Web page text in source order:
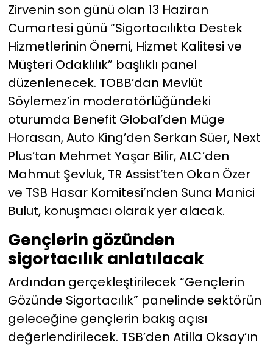
Zirvenin son günü olan 13 Haziran
Cumartesi günü “Sigortacılıkta Destek
Hizmetlerinin Önemi, Hizmet Kalitesi ve
Müşteri Odaklılık” başlıklı panel
düzenlenecek. TOBB’dan Mevlüt
Söylemez’in moderatörlüğündeki
oturumda Benefit Global’den Müge
Horasan, Auto King’den Serkan Süer, Next
Plus’tan Mehmet Yaşar Bilir, ALC’den
Mahmut Şevluk, TR Assist’ten Okan Özer
ve TSB Hasar Komitesi’nden Suna Manici
Bulut, konuşmacı olarak yer alacak.
Gençlerin gözünden
sigortacılık anlatılacak
Ardından gerçekleştirilecek “Gençlerin
Gözünde Sigortacılık” panelinde sektörün
geleceğine gençlerin bakış açısı
değerlendirilecek. TSB’den Atilla Oksay’ın